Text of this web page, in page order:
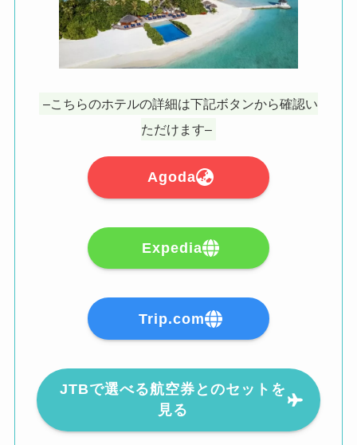
–こちらのホテルの詳細は下記ボタンから確認い
ただけます–
Agoda
Expedia
Trip.com
JTBで選べる航空券とのセットを
見る